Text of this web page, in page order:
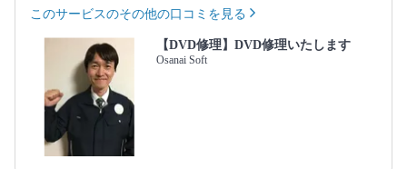
このサービスのその他の口コミを見る
【DVD修理】DVD修理いたします
Osanai Soft